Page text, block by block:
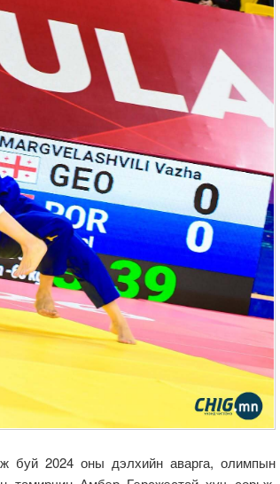
буй 2024 оны дэлхийн аварга, олимпын